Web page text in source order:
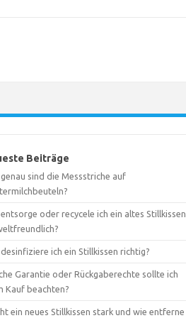
Beiträge
sind die Messstriche auf
oder recycele ich ein altes Stillkissen
ich ein Stillkissen richtig?
Garantie oder Rückgaberechte sollte ich
Kauf beachten?
ein neues Stillkissen stark und wie entferne